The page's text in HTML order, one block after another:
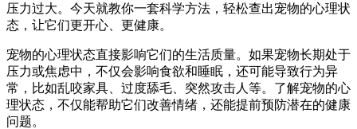
压力过大。今天就教你一套科学方法，轻松查出宠物的心理状
态，让它们更开心、更健康。
宠物的心理状态直接影响它们的生活质量。如果宠物长期处于
压力或焦虑中，不仅会影响食欲和睡眠，还可能导致行为异
常，比如乱咬家具、过度舔毛、突然攻击人等。了解宠物的心
理状态，不仅能帮助它们改善情绪，还能提前预防潜在的健康
问题。